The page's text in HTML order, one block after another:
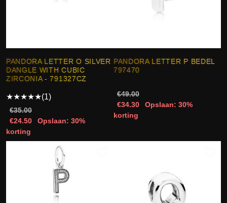
PANDORA LETTER O SILVER
DANGLE WITH CUBIC
ZIRCONIA - 791327CZ
★★★★★(1)
€35.00
€24.50
Opslaan: 30%
korting
PANDORA LETTER P BEDEL
797470
€49.00
€34.30
Opslaan: 30%
korting